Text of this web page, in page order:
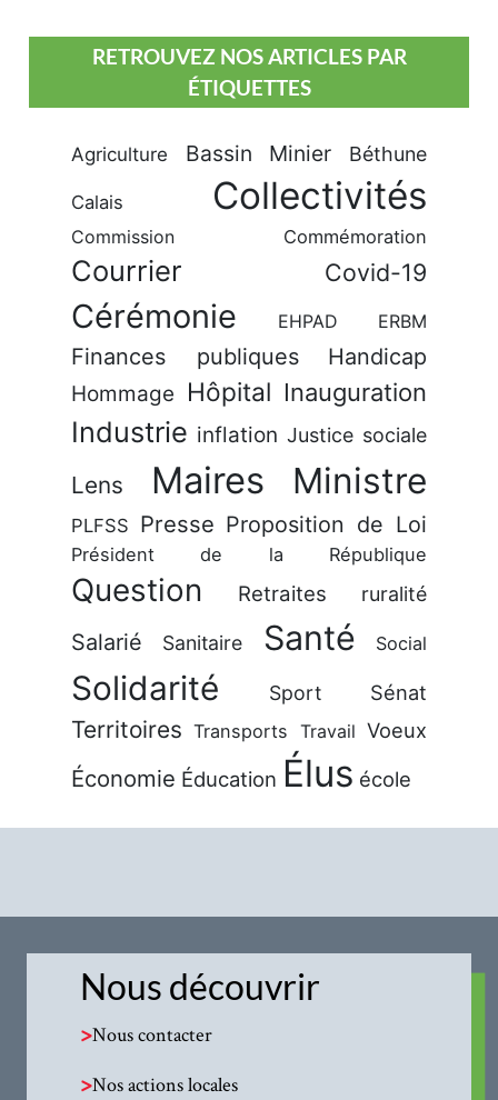
RETROUVEZ NOS ARTICLES PAR
ÉTIQUETTES
Agriculture Bassin Minier Béthune
Calais Collectivités
Commission Commémoration
Courrier Covid-19
Cérémonie EHPAD ERBM
Finances publiques Handicap
Hommage Hôpital Inauguration
Industrie inflation Justice sociale
Lens Maires Ministre
PLFSS Presse Proposition de Loi
Président de la République
Question Retraites ruralité
Salarié Sanitaire Santé Social
Solidarité Sport Sénat
Territoires Transports Travail Voeux
Économie Éducation Élus école
Nous découvrir
>Nous contacter
>Nos actions locales